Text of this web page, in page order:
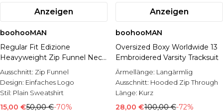
Anzeigen
boohooMAN
Regular Fit Edizione
Heavyweight Zip Funnel Neck
Sweatshirt
Ausschnitt: Zip Funnel
Design: Einfaches Logo
Stil: Plain Sweatshirt
15,00 €50,00 €-70%
Anzeigen
boohooMAN
Oversized Boxy Worldwide 13
Embroidered Varsity Tracksuit
Ärmellänge: Langärmlig
Ausschnitt: Hooded Zip Through
Länge: Kurz
28,00 €100,00 €-72%